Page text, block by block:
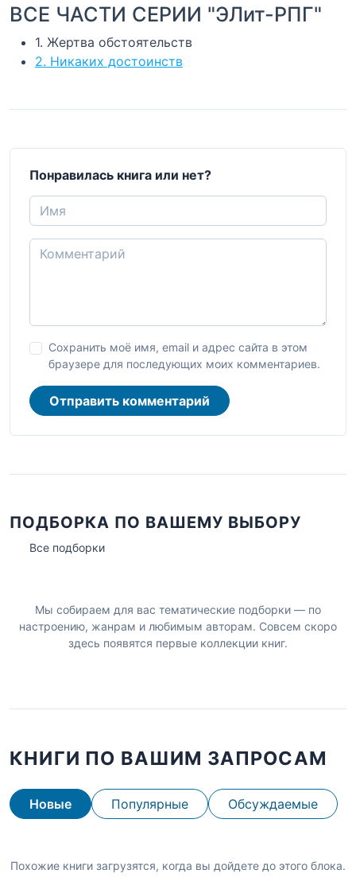
ВСЕ ЧАСТИ СЕРИИ "ЭЛит-РПГ"
1. Жертва обстоятельств
2. Никаких достоинств
Понравилась книга или нет?
Сохранить моё имя, email и адрес сайта в этом
браузере для последующих моих комментариев.
Отправить комментарий
ПОДБОРКА ПО ВАШЕМУ ВЫБОРУ
Все подборки
Мы собираем для вас тематические подборки — по
настроению, жанрам и любимым авторам. Совсем скоро
здесь появятся первые коллекции книг.
КНИГИ ПО ВАШИМ ЗАПРОСАМ
Новые Популярные Обсуждаемые
Похожие книги загрузятся, когда вы дойдете до этого блока.